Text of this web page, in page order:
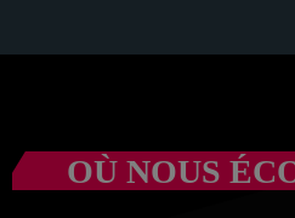
OÙ NOUS